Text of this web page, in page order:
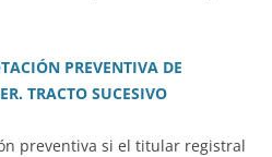
PREVENTIVA DE
TRACTO SUCESIVO
preventiva si el titular registral